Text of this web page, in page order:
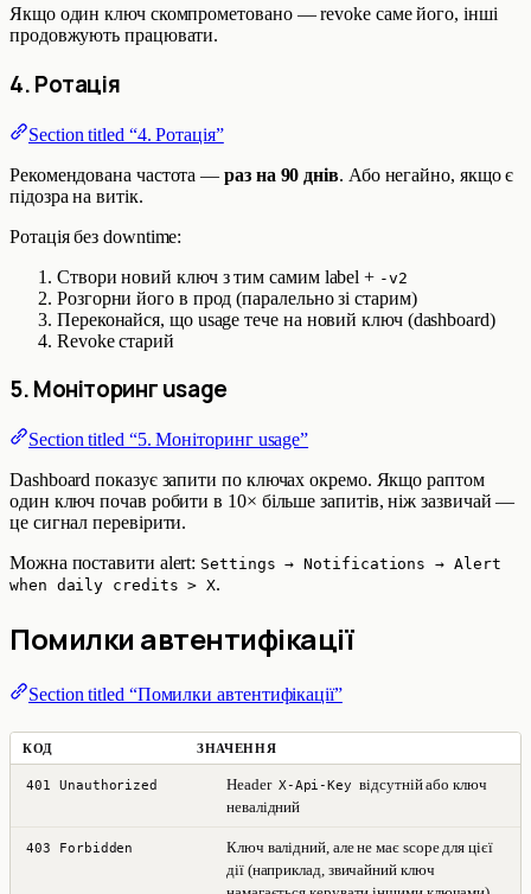
Якщо один ключ скомпрометовано — revoke саме його, інші
продовжують працювати.
4. Ротація
Section titled “4. Ротація”
Рекомендована частота —раз на 90 днів. Або негайно, якщо є
підозра на витік.
Ротація без downtime:
Створи новий ключ з тим самим label + -v2
Розгорни його в прод (паралельно зі старим)
Переконайся, що usage тече на новий ключ (dashboard)
Revoke старий
5. Моніторинг usage
Section titled “5. Моніторинг usage”
Dashboard показує запити по ключах окремо. Якщо раптом
один ключ почав робити в 10× більше запитів, ніж зазвичай —
це сигнал перевірити.
Можна поставити alert: Settings → Notifications → Alert
when daily credits > X.
Помилки автентифікації
Section titled “Помилки автентифікації”
КОД ЗНАЧЕННЯ
401 Unauthorized Header X-Api-Key відсутній або ключ
невалідний
403 Forbidden
Ключ валідний, але не має scope для цієї
дії (наприклад, звичайний ключ